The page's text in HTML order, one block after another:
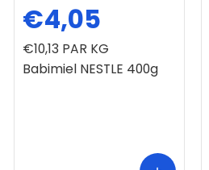
Babimiel NESTLE 400g
€4,05
€10,13 PAR KG